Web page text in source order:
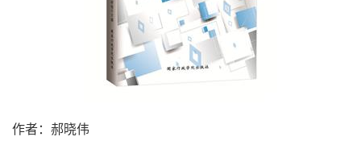
作者：郝晓伟